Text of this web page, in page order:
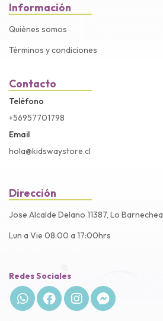
Información
Quiénes somos
Términos y condiciones
Contacto
Teléfono
+56957701798
Email
hola@kidswaystore.cl
Dirección
Jose Alcalde Delano 11387, Lo Barnechea
Lun a Vie 08:00 a 17:00hrs
Redes Sociales